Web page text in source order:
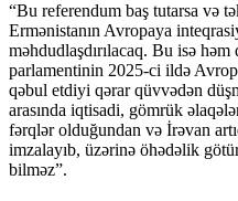
“Bu referendum baş tutarsa və
Ermənistanın Avropaya
məhdudlaşdırılacaq. Bu isə
parlamentinin 2025-ci ildə
qəbul etdiyi qərar qüvvədən
arasında iqtisadi, gömrük
fərqlər olduğundan və İrəvan
imzalayıb, üzərinə öhədəlik
bilməz”.